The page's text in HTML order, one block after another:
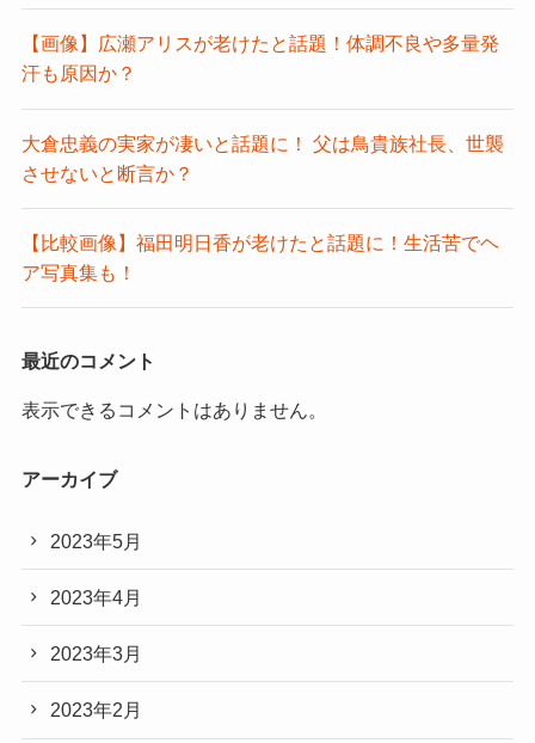
【画像】広瀬アリスが老けたと話題！体調不良や多量発
汗も原因か？
大倉忠義の実家が凄いと話題に！ 父は鳥貴族社長、世襲
させないと断言か？
【比較画像】福田明日香が老けたと話題に！生活苦でヘ
ア写真集も！
最近のコメント
表示できるコメントはありません。
アーカイブ
2023年5月
2023年4月
2023年3月
2023年2月